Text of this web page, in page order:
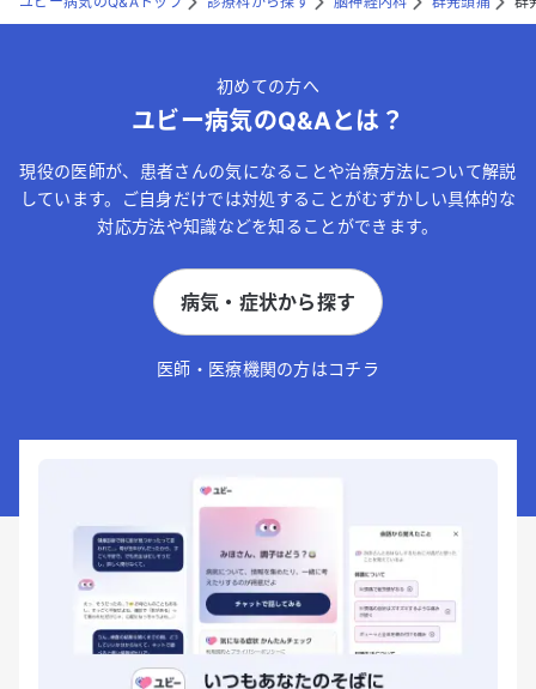
初めての方へ
ユビー病気のQ&Aとは？
現役の医師が、患者さんの気になることや治療方法について解説
しています。ご自身だけでは対処することがむずかしい具体的な
対応方法や知識などを知ることができます。
病気・症状から探す
医師・医療機関の方はコチラ